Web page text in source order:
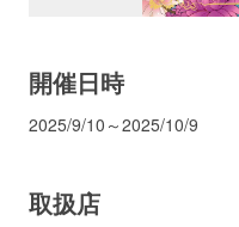
開催日時
2025/9/10～2025/10/9
取扱店